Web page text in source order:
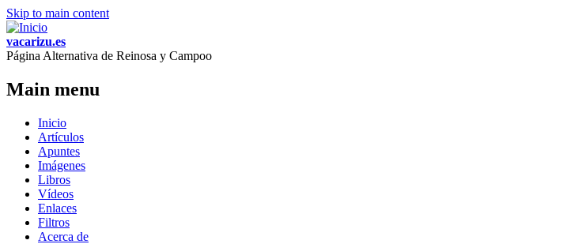
Skip to main content
vacarizu.es
Página Alternativa de Reinosa y Campoo
Main menu
Inicio
Artículos
Apuntes
Imágenes
Libros
Vídeos
Enlaces
Filtros
Acerca de